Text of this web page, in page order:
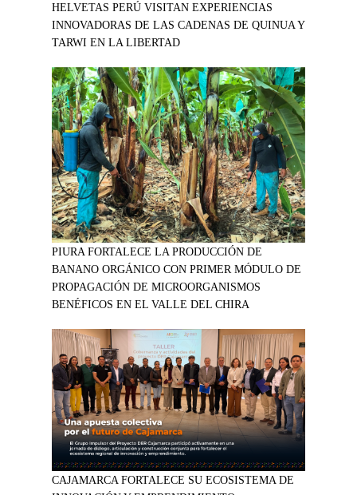
HELVETAS PERÚ VISITAN EXPERIENCIAS
INNOVADORAS DE LAS CADENAS DE QUINUA Y
TARWI EN LA LIBERTAD
PIURA FORTALECE LA PRODUCCIÓN DE
BANANO ORGÁNICO CON PRIMER MÓDULO DE
PROPAGACIÓN DE MICROORGANISMOS
BENÉFICOS EN EL VALLE DEL CHIRA
CAJAMARCA FORTALECE SU ECOSISTEMA DE